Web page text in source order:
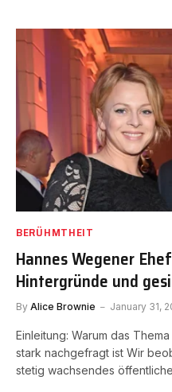
BERÜHMTHEIT
Hannes Wegener
Hintergründe und
By Alice Brownie January 31,
Einleitung: Warum das
stark nachgefragt ist Wir
stetig wachsendes